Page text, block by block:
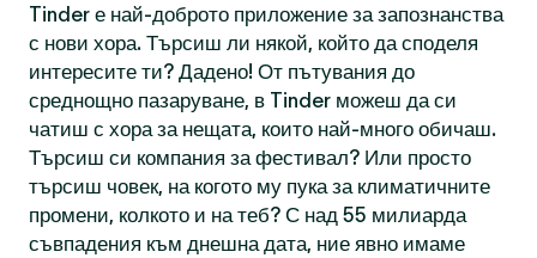
Tinder е най-доброто приложение за запознанства
с нови хора. Търсиш ли някой, който да споделя
интересите ти? Дадено! От пътувания до
среднощно пазаруване, в Tinder можеш да си
чатиш с хора за нещата, които най-много обичаш.
Търсиш си компания за фестивал? Или просто
търсиш човек, на когото му пука за климатичните
промени, колкото и на теб? С над 55 милиарда
съвпадения към днешна дата, ние явно имаме